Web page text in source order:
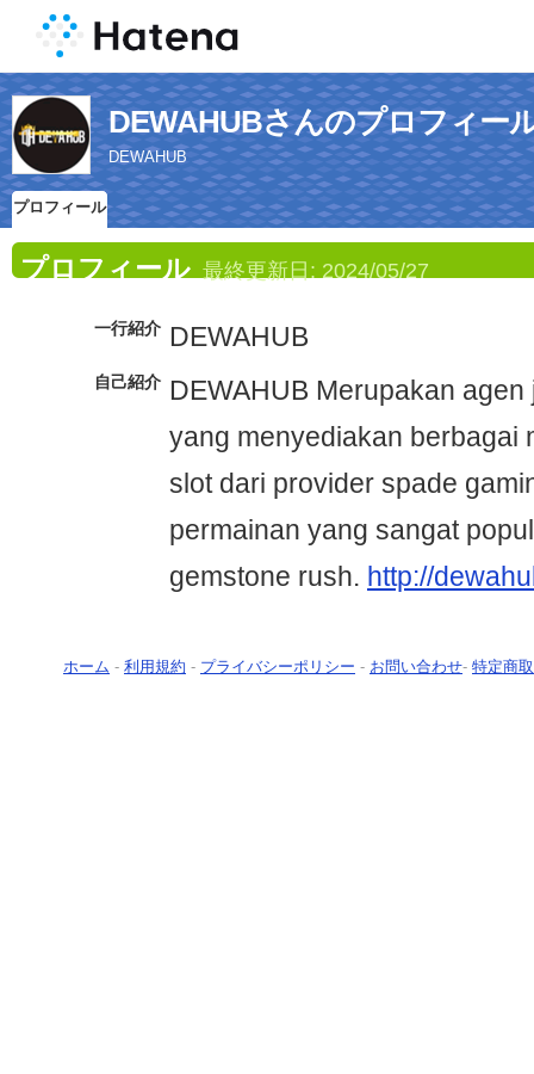
DEWAHUBさんのプロフィー
DEWAHUB
プロフィール
プロフィール 最終更新日: 2024/05/27
一行紹介 DEWAHUB
自己紹介 DEWAHUB Merupakan
yang menyediakan berbagai
slot dari provider spade
permainan yang sangat
gemstone rush. http://
ホーム - 利用規約 - プライバシーポリシー - お問い合わせ- 特定商